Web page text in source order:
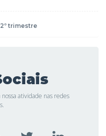
trimestre
atividade nas redes